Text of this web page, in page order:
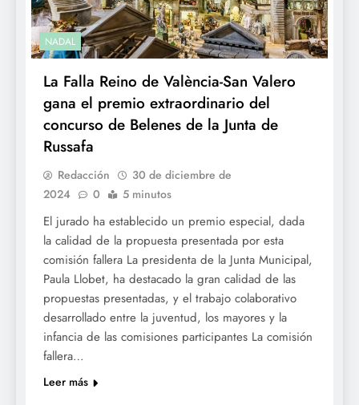
NADAL
La Falla Reino de València-San Valero
gana el premio extraordinario del
concurso de Belenes de la Junta de
Russafa
Redacción
30 de diciembre de
2024
0 5 minutos
El jurado ha establecido un premio especial, dada
la calidad de la propuesta presentada por esta
comisión fallera La presidenta de la Junta Municipal,
Paula Llobet, ha destacado la gran calidad de las
propuestas presentadas, y el trabajo colaborativo
desarrollado entre la juventud, los mayores y la
infancia de las comisiones participantes La comisión
fallera…
Leer más